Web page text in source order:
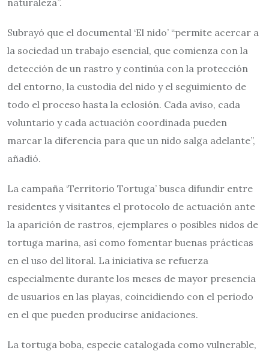
Subrayó que el documental ‘El nido’ “permite acercar a
la sociedad un trabajo esencial, que comienza con la
detección de un rastro y continúa con la protección
del entorno, la custodia del nido y el seguimiento de
todo el proceso hasta la eclosión. Cada aviso, cada
voluntario y cada actuación coordinada pueden
marcar la diferencia para que un nido salga adelante”,
añadió.
La campaña ‘Territorio Tortuga’ busca difundir entre
residentes y visitantes el protocolo de actuación ante
la aparición de rastros, ejemplares o posibles nidos de
tortuga marina, así como fomentar buenas prácticas
en el uso del litoral. La iniciativa se refuerza
especialmente durante los meses de mayor presencia
de usuarios en las playas, coincidiendo con el periodo
en el que pueden producirse anidaciones.
La tortuga boba, especie catalogada como vulnerable,